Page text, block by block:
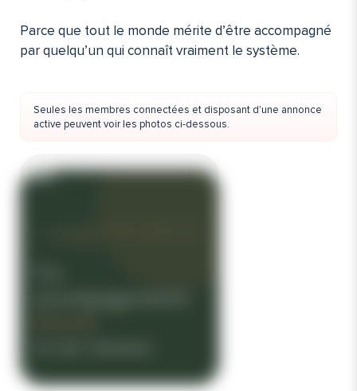
Parce que tout le monde mérite d’être accompagné
par quelqu’un qui connaît vraiment le système.
Seules les membres connectées et disposant d'une annonce
active peuvent voir les photos ci-dessous.